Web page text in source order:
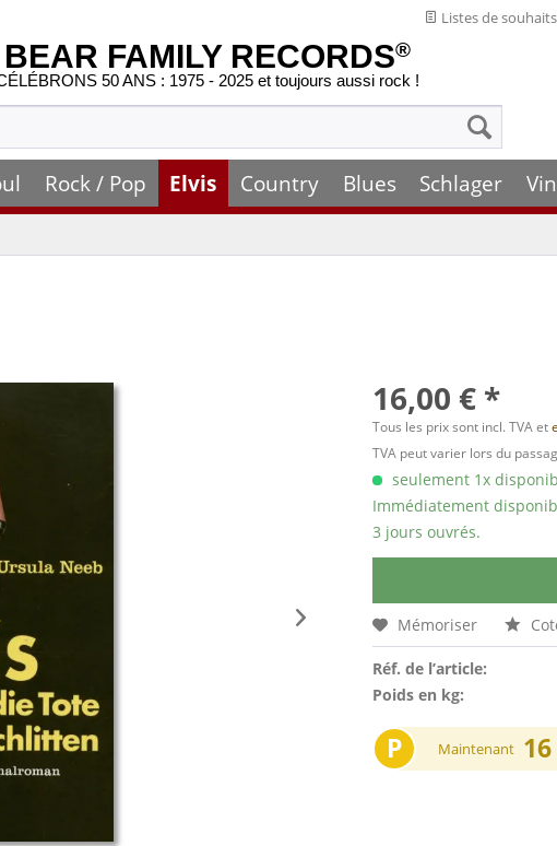
Listes de souhaits
BEAR FAMILY RECORDS®
50 ANS : 1975 - 2025 et toujours aussi rock !
Rock / Pop Elvis Country Blues Schlager
16,00 € *
Tous les prix sont incl. TVA et
TVA peut varier lors du
seulement 1x
Immédiatement
3 jours ouvrés.
Mémoriser
Réf. de l’article:
Poids en kg:
P Maintenant 16